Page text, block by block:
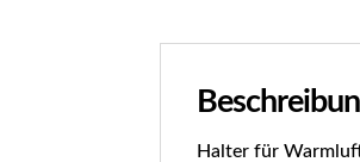
Halter für